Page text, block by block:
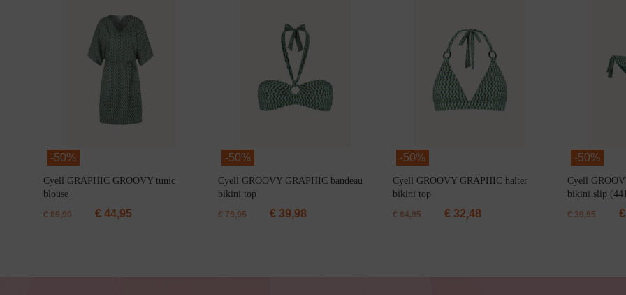
-50%
Cyell GRAPHIC GROOVY tunic
blouse
€89,90 € 44,95
-50%
Cyell GROOVY GRAPHIC bandeau
bikini top
€79,95 € 39,98
-50%
Cyell GROOVY GRAPHIC halter
bikini top
€64,95 € 32,48
-50%
Cyell
bikini slip
€39,95 €